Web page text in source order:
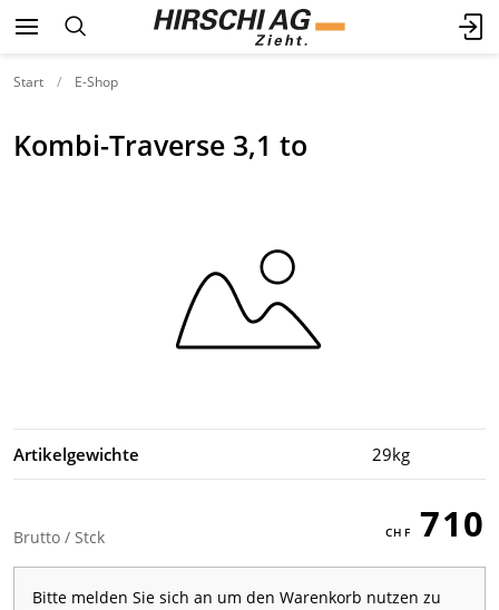
Start E-Shop
Kombi-Traverse 3,1 to
Artikelgewichte 29kg
Brutto / Stck 710
Bitte melden Sie sich an um den Warenkorb nutzen zu